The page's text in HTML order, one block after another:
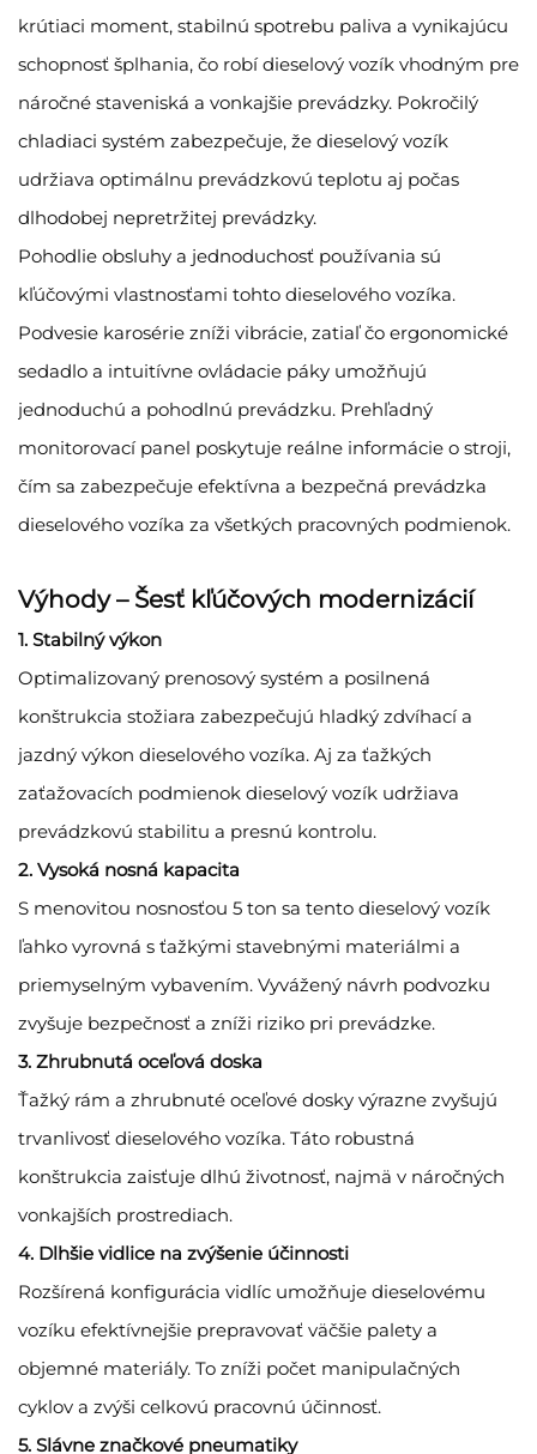
krútiaci moment, stabilnú spotrebu paliva a vynikajúcu
schopnosť šplhania, čo robí dieselový vozík vhodným pre
náročné staveniská a vonkajšie prevádzky. Pokročilý
chladiaci systém zabezpečuje, že dieselový vozík
udržiava optimálnu prevádzkovú teplotu aj počas
dlhodobej nepretržitej prevádzky.
Pohodlie obsluhy a jednoduchosť používania sú
kľúčovými vlastnosťami tohto dieselového vozíka.
Podvesie karosérie zníži vibrácie, zatiaľ čo ergonomické
sedadlo a intuitívne ovládacie páky umožňujú
jednoduchú a pohodlnú prevádzku. Prehľadný
monitorovací panel poskytuje reálne informácie o stroji,
čím sa zabezpečuje efektívna a bezpečná prevádzka
dieselového vozíka za všetkých pracovných podmienok.
Výhody – Šesť kľúčových modernizácií
1. Stabilný výkon
Optimalizovaný prenosový systém a posilnená
konštrukcia stožiara zabezpečujú hladký zdvíhací a
jazdný výkon dieselového vozíka. Aj za ťažkých
zaťažovacích podmienok dieselový vozík udržiava
prevádzkovú stabilitu a presnú kontrolu.
2. Vysoká nosná kapacita
S menovitou nosnosťou 5 ton sa tento dieselový vozík
ľahko vyrovná s ťažkými stavebnými materiálmi a
priemyselným vybavením. Vyvážený návrh podvozku
zvyšuje bezpečnosť a zníži riziko pri prevádzke.
3. Zhrubnutá oceľová doska
Ťažký rám a zhrubnuté oceľové dosky výrazne zvyšujú
trvanlivosť dieselového vozíka. Táto robustná
konštrukcia zaisťuje dlhú životnosť, najmä v náročných
vonkajších prostrediach.
4. Dlhšie vidlice na zvýšenie účinnosti
Rozšírená konfigurácia vidlíc umožňuje dieselovému
vozíku efektívnejšie prepravovať väčšie palety a
objemné materiály. To zníži počet manipulačných
cyklov a zvýši celkovú pracovnú účinnosť.
5. Slávne značkové pneumatiky